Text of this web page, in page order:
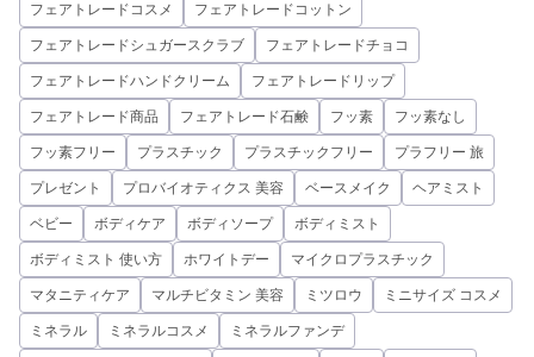
フェアトレードコスメ フェアトレードコットン
フェアトレードシュガースクラブ フェアトレードチョコ
フェアトレードハンドクリーム フェアトレードリップ
フェアトレード商品 フェアトレード石鹸 フッ素 フッ素なし
フッ素フリー プラスチック プラスチックフリー プラフリー 旅
プレゼント プロバイオティクス 美容 ベースメイク ヘアミスト
ベビー ボディケア ボディソープ ボディミスト
ボディミスト 使い方 ホワイトデー マイクロプラスチック
マタニティケア マルチビタミン 美容 ミツロウ ミニサイズ コスメ
ミネラル ミネラルコスメ ミネラルファンデ